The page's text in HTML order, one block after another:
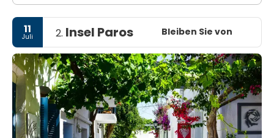
11
Juli 2. Insel Paros Bleiben Sie von